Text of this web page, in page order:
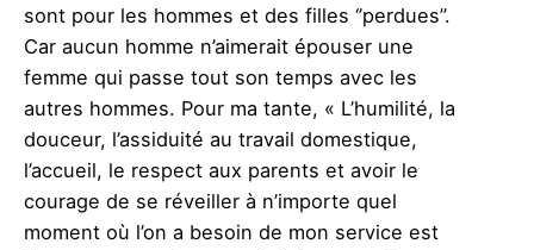
sont pour les hommes et des filles ‘’perdues’’.
Car aucun homme n’aimerait épouser une
femme qui passe tout son temps avec les
autres hommes. Pour ma tante, « L’humilité, la
douceur, l’assiduité au travail domestique,
l’accueil, le respect aux parents et avoir le
courage de se réveiller à n’importe quel
moment où l’on a besoin de mon service est